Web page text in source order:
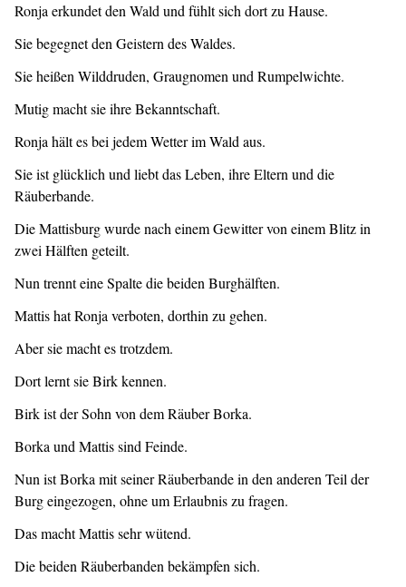
Ronja erkundet den Wald und fühlt sich dort zu Hause.
Sie begegnet den Geistern des Waldes.
Sie heißen Wilddruden, Graugnomen und Rumpelwichte.
Mutig macht sie ihre Bekanntschaft.
Ronja hält es bei jedem Wetter im Wald aus.
Sie ist glücklich und liebt das Leben, ihre Eltern und die
Räuberbande.
Die Mattisburg wurde nach einem Gewitter von einem Blitz in
zwei Hälften geteilt.
Nun trennt eine Spalte die beiden Burghälften.
Mattis hat Ronja verboten, dorthin zu gehen.
Aber sie macht es trotzdem.
Dort lernt sie Birk kennen.
Birk ist der Sohn von dem Räuber Borka.
Borka und Mattis sind Feinde.
Nun ist Borka mit seiner Räuberbande in den anderen Teil der
Burg eingezogen, ohne um Erlaubnis zu fragen.
Das macht Mattis sehr wütend.
Die beiden Räuberbanden bekämpfen sich.